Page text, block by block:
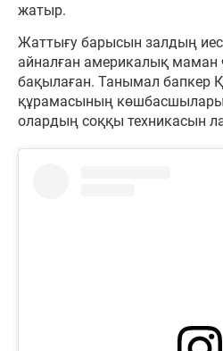
жатыр.
Жаттығу барысын залдың
айналған америкалық маман
бақылаған. Танымал бапкер
құрамасының
олардың соққы техникасын